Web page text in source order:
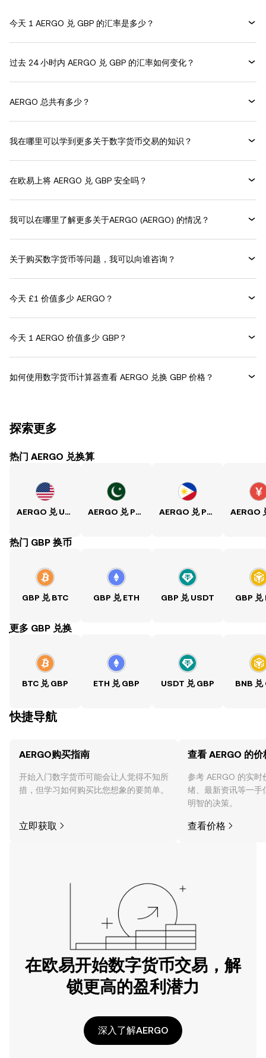
今天 1 AERGO 兑 GBP 的汇率是多少？
过去 24 小时内 AERGO 兑 GBP 的汇率如何变化？
AERGO 总共有多少？
我在哪里可以学到更多关于数字货币交易的知识？
在欧易上将 AERGO 兑 GBP 安全吗？
我可以在哪里了解更多关于AERGO (AERGO) 的情况？
关于购买数字货币等问题，我可以向谁咨询？
今天 £1 价值多少 AERGO？
今天 1 AERGO 价值多少 GBP？
如何使用数字货币计算器查看 AERGO 兑换 GBP 价格？
探索更多
热门 AERGO 兑换算
AERGO 兑 USD AERGO 兑 PKR AERGO 兑 PHP
热门 GBP 换币
GBP 兑 BTC GBP 兑 ETH GBP 兑 USDT GBP 兑
ִִִִִִִִִִִִִִִִִִִִִִִִִִִִִִִִִִִִִִִִִִִִִִִִ更多 GBP 兑换
BTC 兑 GBP ETH 兑 GBP USDT 兑 GBP BNB 兑
快捷导航
AERGO购买指南
开始入门数字货币可能会让人觉得不知所
措，但学习如何购买比您想象的要简单。
立即获取
查看 AERGO 的价
参考 AERGO 的实
绪、最新资讯等一手
明智的决策。
查看价格
在欧易开始数字货币交易，解
锁更高的盈利潜力
深入了解AERGO